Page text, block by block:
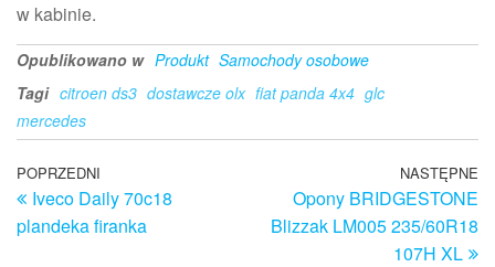
w kabinie.
Opublikowano w Produkt Samochody osobowe
Tagi citroen ds3 dostawcze olx fiat panda 4x4 glc
mercedes
Nawigacja
wpisu
Poprzedni
wpis
POPRZEDNI
Iveco Daily 70c18
plandeka firanka
NASTĘPNE
Opony BRIDGESTONE
Blizzak LM005 235/60R18
107H XL